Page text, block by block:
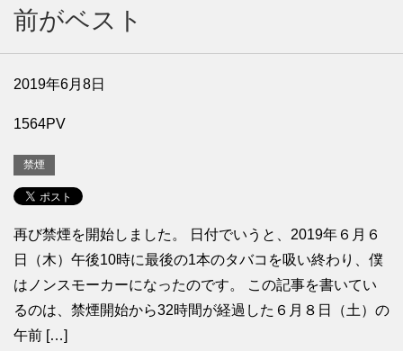
前がベスト
2019年6月8日
1564PV
禁煙
再び禁煙を開始しました。 日付でいうと、2019年６月６
日（木）午後10時に最後の1本のタバコを吸い終わり、僕
はノンスモーカーになったのです。 この記事を書いてい
るのは、禁煙開始から32時間が経過した６月８日（土）の
午前 […]